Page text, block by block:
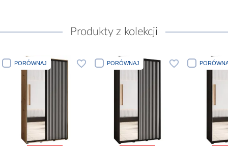
Produkty z kolekcji
PORÓWNAJ PORÓWNAJ